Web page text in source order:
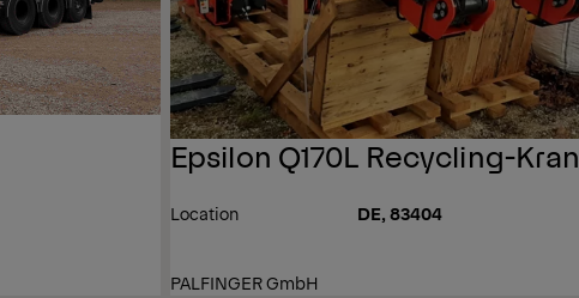
Epsilon Q170L Recycling-Kran
Location DE, 83404
PALFINGER GmbH